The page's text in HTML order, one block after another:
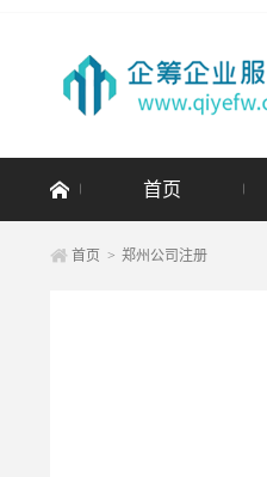
首页
首页 > 郑州公司注册